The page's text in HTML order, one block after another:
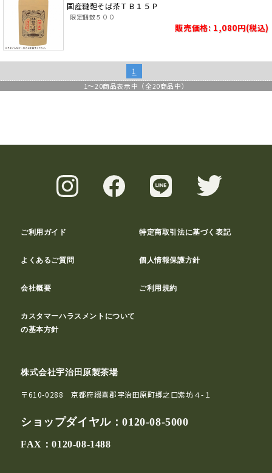
国産韃靼そば茶ＴＢ１５Ｐ
限定個数５００
販売価格: 1,080円(税込)
1
1～20商品表示中（全20商品中）
ご利用ガイド 特定商取引法に基づく表記
よくあるご質問 個人情報保護方針
会社概要 ご利用規約
カスタマーハラスメントについて
の基本方針
株式会社宇治田原製茶場
〒610-0288 京都府綴喜郡宇治田原町郷之口紫坊４-１
ショップダイヤル：0120-08-5000
FAX：0120-08-1488